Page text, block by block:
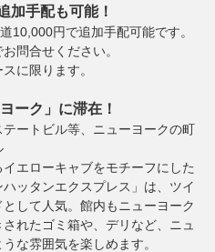
加手配も可能！
10,000円で追加手配可能です。
問合せください。
に限ります。
ーク」に滞在！
ートビル等、ニューヨークの町
エローキャブをモチーフにした
ッタンエクスプレス」は、ツイ
して人気。館内もニューヨーク
れたゴミ箱や、デリなど、ニュ
な雰囲気を楽しめます。